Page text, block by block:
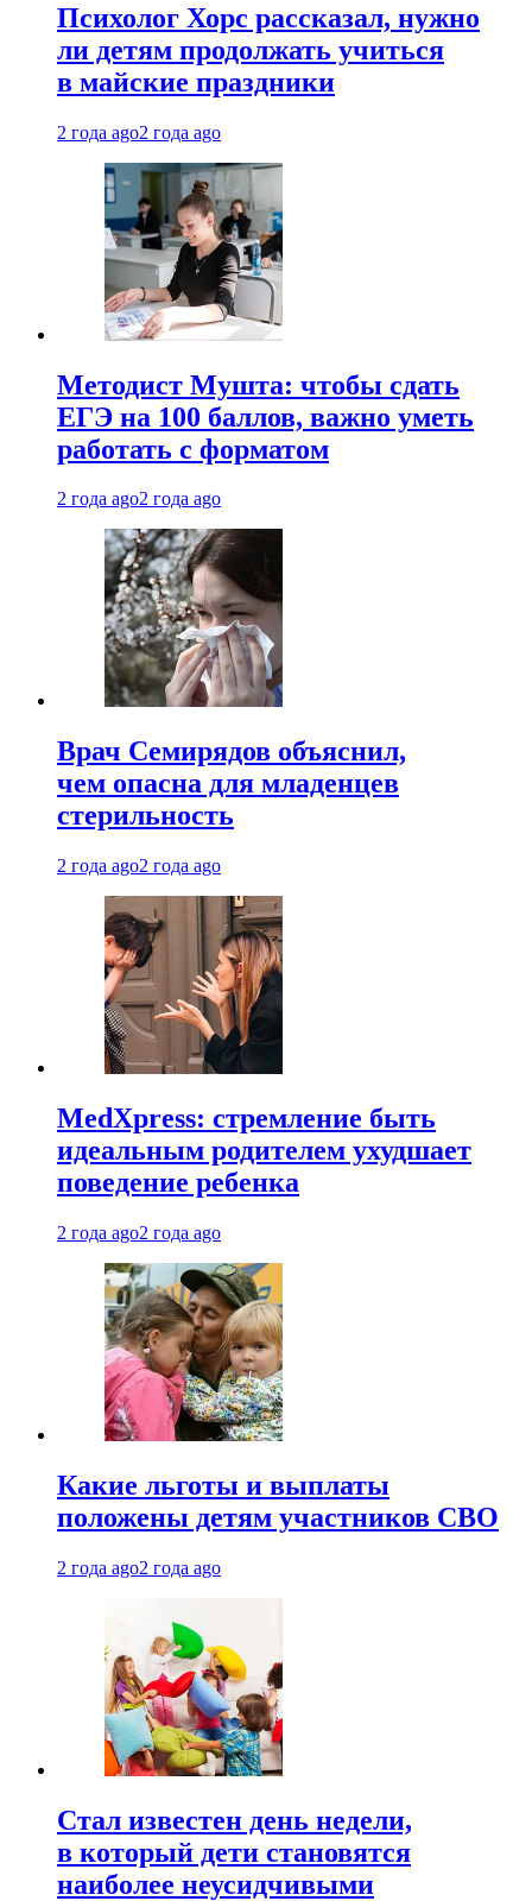
Психолог Хорс рассказал, нужно
ли детям продолжать учиться
в майские праздники
2 года ago2 года ago
Методист Мушта: чтобы сдать
ЕГЭ на 100 баллов, важно уметь
работать с форматом
2 года ago2 года ago
Врач Семирядов объяснил,
чем опасна для младенцев
стерильность
2 года ago2 года ago
MedXpress: стремление быть
идеальным родителем ухудшает
поведение ребенка
2 года ago2 года ago
Какие льготы и выплаты
положены детям участников СВО
2 года ago2 года ago
Стал известен день недели,
в который дети становятся
наиболее неусидчивыми